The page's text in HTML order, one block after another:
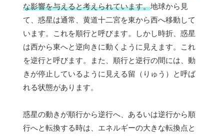
な影響を与えると考えられています。地球から見
て、惑星は通常、黄道十二宮を東から西へ移動して
います。これを順行と呼びます。しかし時折、惑星
は西から東へと逆向きに動くように見えます。これ
を逆行と呼びます。また、順行と逆行の間には、動
きが停止しているように見える留（りゅう）と呼ば
れる状態があります。
惑星の動きが順行から逆行へ、あるいは逆行から順
行へと転換する時は、エネルギーの大きな転換点と